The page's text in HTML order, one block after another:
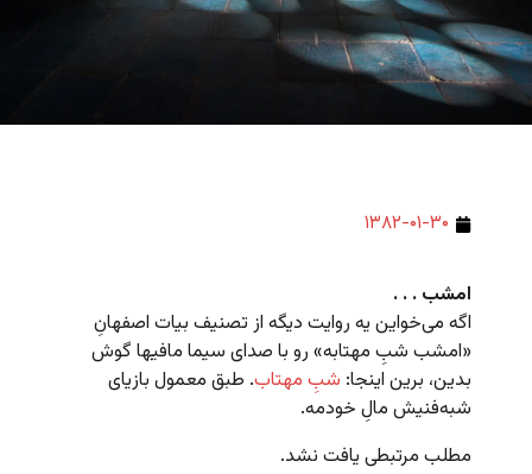
۱۳۸۲-۰۱-۳۰
امشب . . .
اگه می‌خواین یه روایت دیگه از تصنیف بیات اصفهانِ
«امشب شبِ مهتابه» رو با صدای سیما مافیها گوش
بدین، برین اینجا: شبِ مهتاب. طبق معمول بازیای
شبه‌فنیش مالِ خودمه.
مطلب مرتبطی یافت نشد.